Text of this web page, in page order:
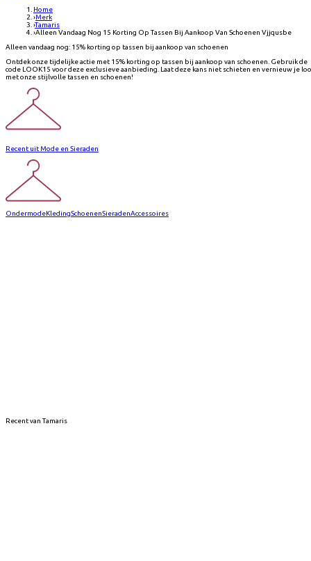
Home
›Merk
›Tamaris
›Alleen Vandaag Nog 15 Korting Op Tassen Bij Aankoop Van Schoenen Vjjqusbe
Alleen vandaag nog: 15% korting op tassen bij aankoop van schoenen
Ontdek onze tijdelijke actie met 15% korting op tassen bij aankoop van schoenen. Gebruik de
code LOOK15 voor deze exclusieve aanbieding. Laat deze kans niet schieten en vernieuw je
met onze stijlvolle tassen en schoenen!
Recent uit Mode en Sieraden
OndermodeKledingSchoenenSieradenAccessoires
Recent van Tamaris